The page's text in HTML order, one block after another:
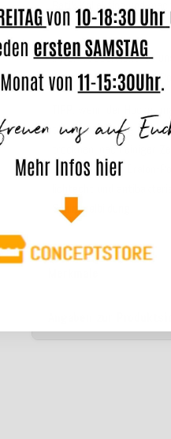
Batik Kollektion und
Sommer!
INFO:wasserdicht ist
Sitzsäcke, Hocker und
wenn der Hocker
trennt den Bezug vom
trocknen, nach einiger
Denn durch den
lichtecht und
Schimmelbildung